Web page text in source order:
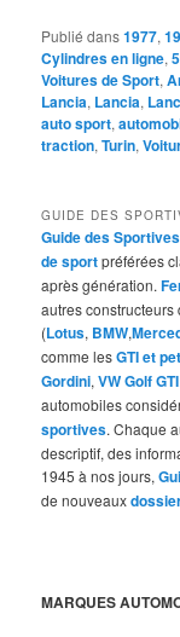
Publié dans1977,
Cylindres en ligne,
Voitures de Sport,
Lancia, Lancia,
auto sport,
traction,Turin,
GUIDE DES
Guide des Sportives
de sportpréférées
après génération.
autres constructeurs
(Lotus, BMW,
comme lesGTI et
Gordini,VW Golf GTI
automobiles
sportives. Chaque
descriptif, des
1945 à nos jours,
de nouveaux
MARQUES